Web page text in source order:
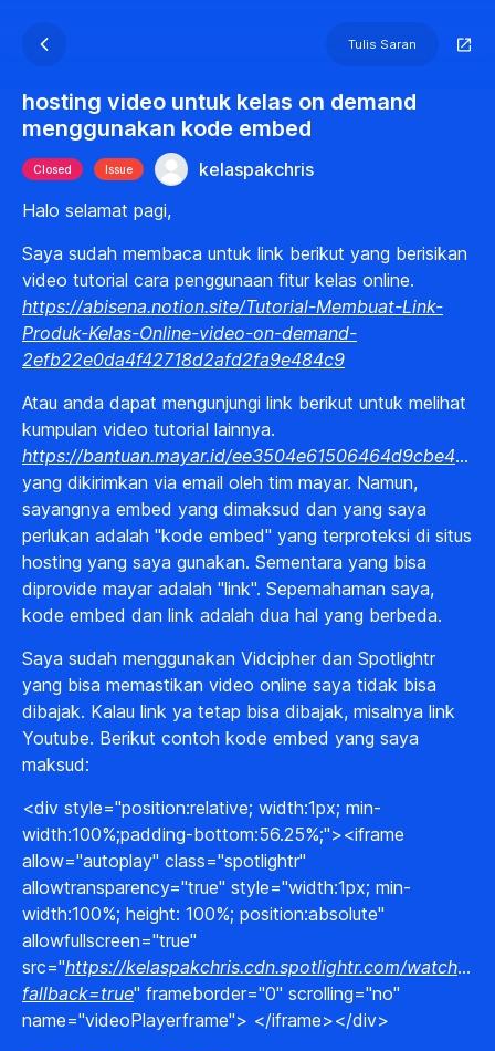
Tulis Saran
hosting video untuk kelas on demand
menggunakan kode embed
Closed Issue
kelaspakchris
Halo selamat pagi,
Saya sudah membaca untuk link berikut yang berisikan
video tutorial cara penggunaan fitur kelas online.
https://abisena.notion.site/Tutorial-Membuat-Link-
Produk-Kelas-Online-video-on-demand-
2efb22e0da4f42718d2afd2fa9e484c9
Atau anda dapat mengunjungi link berikut untuk melihat
kumpulan video tutorial lainnya.
https://bantuan.mayar.id/ee3504e61506464d9cbe4a9fbc1d22ab
yang dikirimkan via email oleh tim mayar. Namun,
sayangnya embed yang dimaksud dan yang saya
perlukan adalah "kode embed" yang terproteksi di situs
hosting yang saya gunakan. Sementara yang bisa
diprovide mayar adalah "link". Sepemahaman saya,
kode embed dan link adalah dua hal yang berbeda.
Saya sudah menggunakan Vidcipher dan Spotlightr
yang bisa memastikan video online saya tidak bisa
dibajak. Kalau link ya tetap bisa dibajak, misalnya link
Youtube. Berikut contoh kode embed yang saya
maksud:
<div style="position:relative; width:1px; min-
width:100%;padding-bottom:56.25%;"><iframe
allow="autoplay" class="spotlightr"
allowtransparency="true" style="width:1px; min-
width:100%; height: 100%; position:absolute"
allowfullscreen="true"
src="https://kelaspakchris.cdn.spotlightr.com/watch/
fallback=true" frameborder="0" scrolling="no"
name="videoPlayerframe"> </iframe></div>